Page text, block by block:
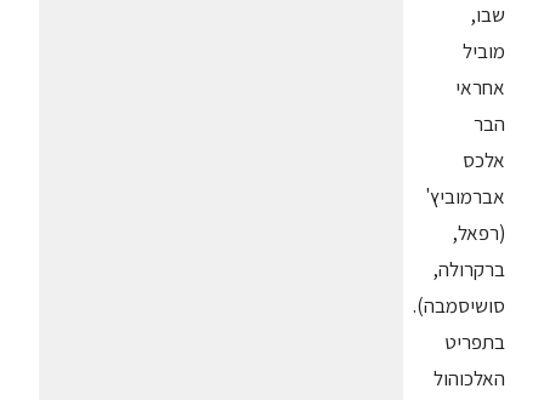
שבו,
מוביל
אחראי
הבר
אלכס
אברמוביץ'
(רפאל,
ברקרולה,
סושיסמבה).
בתפריט
האלכוהול